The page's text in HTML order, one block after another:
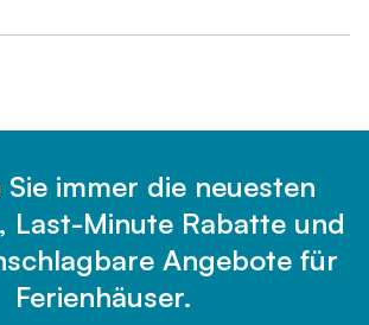
Sie immer die neuesten
Last-Minute Rabatte und
Angebote für
Ferienhäuser.